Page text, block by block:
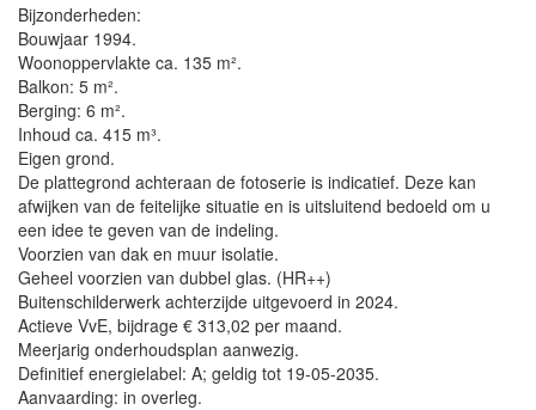
Bijzonderheden:
Bouwjaar 1994.
Woonoppervlakte ca. 135 m².
Balkon: 5 m².
Berging: 6 m².
Inhoud ca. 415 m³.
Eigen grond.
De plattegrond achteraan de fotoserie is indicatief. Deze kan
afwijken van de feitelijke situatie en is uitsluitend bedoeld om u
een idee te geven van de indeling.
Voorzien van dak en muur isolatie.
Geheel voorzien van dubbel glas. (HR++)
Buitenschilderwerk achterzijde uitgevoerd in 2024.
Actieve VvE, bijdrage € 313,02 per maand.
Meerjarig onderhoudsplan aanwezig.
Definitief energielabel: A; geldig tot 19-05-2035.
Aanvaarding: in overleg.